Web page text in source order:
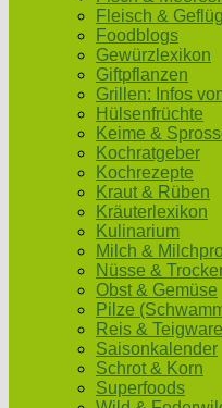
Fleisch &
Foodblogs
Gewürzlexikon
Giftpflanzen
Grillen: Infos
Hülsenfrüchte
Keime &
Kochratgeber
Kochrezepte
Kraut & Rüben
Kräuterlexikon
Kulinarium
Milch &
Nüsse &
Obst & Gemüse
Pilze
Reis &
Saisonkalender
Schrot & Korn
Superfoods